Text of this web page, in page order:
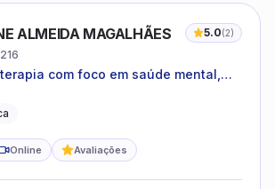
ALMEIDA MAGALHÃES 5.0(2)
com foco em saúde mental,
e adultos.
Online Avaliações